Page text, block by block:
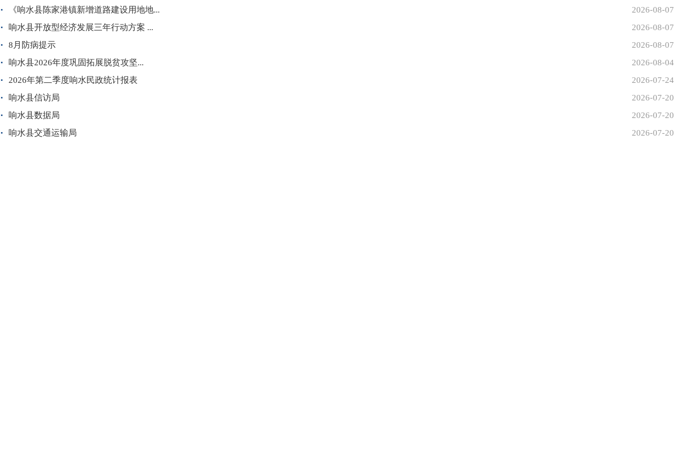
《响水县陈家港镇新增道路建设用地地...
2026-08-07
响水县开放型经济发展三年行动方案 ...
2026-08-07
8月防病提示
2026-08-07
响水县2026年度巩固拓展脱贫攻坚...
2026-08-04
2026年第二季度响水民政统计报表
2026-07-24
响水县信访局
2026-07-20
响水县数据局
2026-07-20
响水县交通运输局
2026-07-20